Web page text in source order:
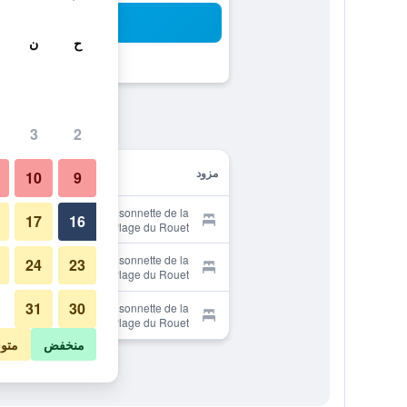
مزود
Provider for La Maisonnette de la
Plage du Rouet
Provider for La Maisonnette de la
Plage du Rouet
Provider for La Maisonnette de la
Plage du Rouet
ح ن
2
3
9
10
16
17
23
24
30
31
منخفض